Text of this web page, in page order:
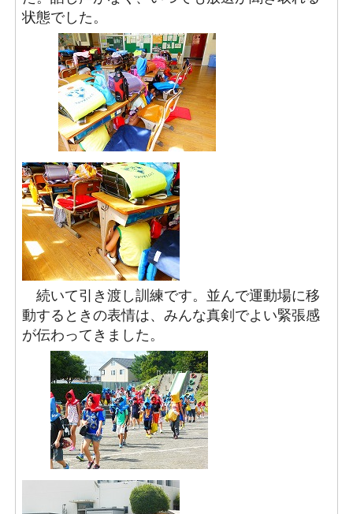
状態でした。
続いて引き渡し訓練です。並んで運動場に移
動するときの表情は、みんな真剣でよい緊張感
が伝わってきました。